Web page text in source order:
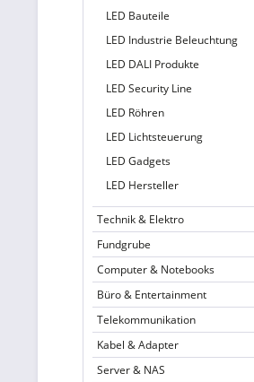
LED Bauteile
LED Industrie Beleuchtung
LED DALI Produkte
LED Security Line
LED Röhren
LED Lichtsteuerung
LED Gadgets
LED Hersteller
Technik & Elektro
Fundgrube
Computer & Notebooks
Büro & Entertainment
Telekommunikation
Kabel & Adapter
Server & NAS